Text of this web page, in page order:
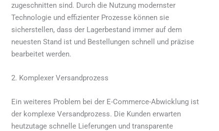
zugeschnitten sind. Durch die Nutzung modernster
Technologie und effizienter Prozesse können sie
sicherstellen, dass der Lagerbestand immer auf dem
neuesten Stand ist und Bestellungen schnell und präzise
bearbeitet werden.
2. Komplexer Versandprozess
Ein weiteres Problem bei der E-Commerce-Abwicklung ist
der komplexe Versandprozess. Die Kunden erwarten
heutzutage schnelle Lieferungen und transparente